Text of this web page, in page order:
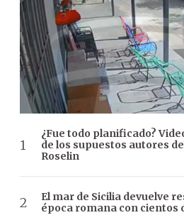
¿Fue todo planificado?
de los supuestos autores
Roselin
El mar de Sicilia devuelve
época romana con cientos